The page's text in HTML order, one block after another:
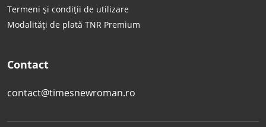
Termeni și condiții de utilizare
Modalități de plată TNR Premium
Contact
contact@timesnewroman.ro